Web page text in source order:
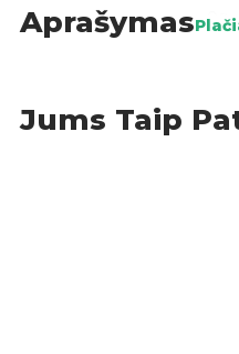
Aprašymas– 0g,
Jums Taip